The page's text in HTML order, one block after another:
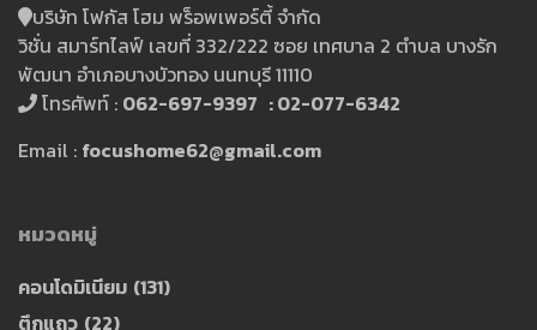
บริษัท โฟกัส โฮม พร็อพเพอร์ตี้ จำกัด
วิชั่น สมาร์ทไลฟ์ เลขที่ 332/222 ซอย เทศบาล 2 ตำบล บางรัก
พัฒนา อำเภอบางบัวทอง นนทบุรี 11110
โทรศัพท์ : 062-697-9397 : 02-077-6342
Email : focushome62@gmail.com
หมวดหมู่
คอนโดมิเนียม (131)
ตึกแถว (22)